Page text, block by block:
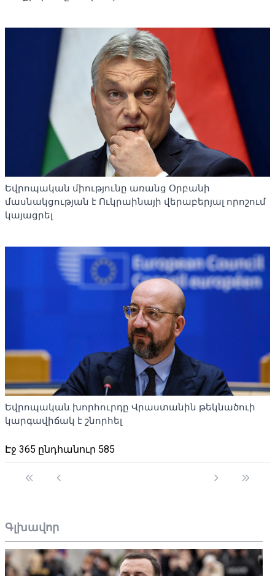
Եվրոպական միությունը առանց Օրբանի
մասնակցության է Ուկրաինայի վերաբերյալ որոշում
կայացրել
Եվրոպական խորհուրդը Վրաստանին թեկնածուի
կարգավիճակ է շնորհել
Էջ 365 ընդհանուր 585
Գլխավոր